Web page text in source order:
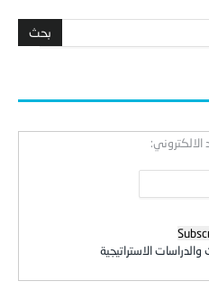
الالكتروني:
والدراسات الاستراتيجية